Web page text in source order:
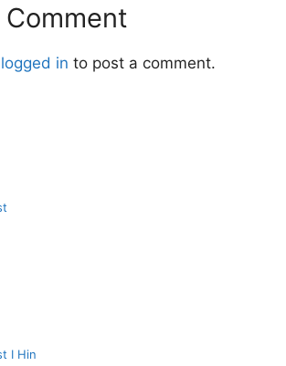
Comment
logged in to post a comment.
I Hin